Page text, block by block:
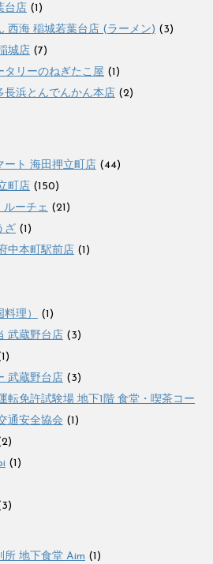
台店 (1)
西海 稲城若葉台店 (ラーメン) (3)
城店 (7)
タリーのねぎたこ屋 (1)
長浜とんでんかん本店 (2)
ート 海田押立町店 (44)
町店 (150)
ーチェ (21)
ざ (1)
中本町駅前店 (1)
理）
(1)
武蔵野台店 (3)
武蔵野台店 (3)
転免許試験場 地下1階 食堂・喫茶コー
通安全協会 (1)
(1)
所 地下食堂 Aim (1)